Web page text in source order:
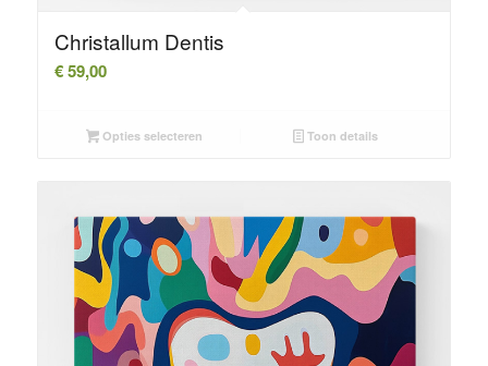
Christallum Dentis
€59,00
Opties selecteren Toon details